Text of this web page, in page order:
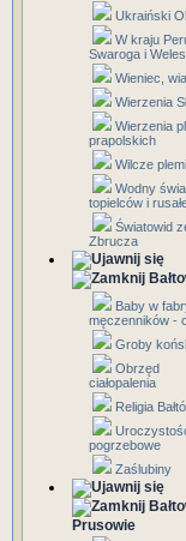
Ukraiński
W kraju
Swaroga i
Wieniec,
Wierzenia
Wierzenia
prapolskich
Wilcze
Wodny
topielców i
Światowid
Zbrucza
Baby w
męczenników -
Groby
Obrzęd
ciałopalenia
Religia
pogrzebowe
Zaślubiny
Prusowie